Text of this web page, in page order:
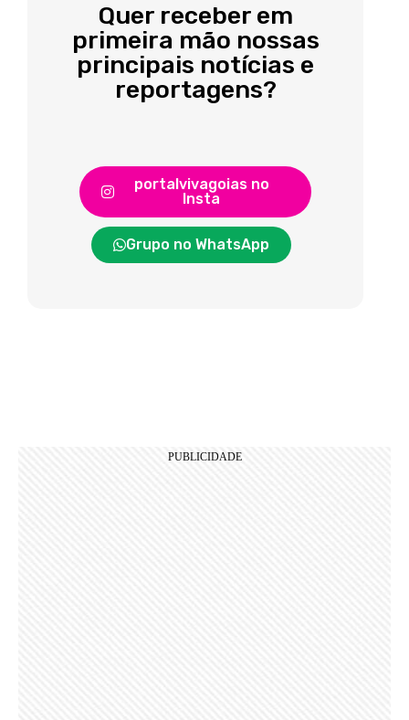
Quer receber em
primeira mão nossas
principais notícias e
reportagens?
portalvivagoias no
Insta
Grupo no WhatsApp